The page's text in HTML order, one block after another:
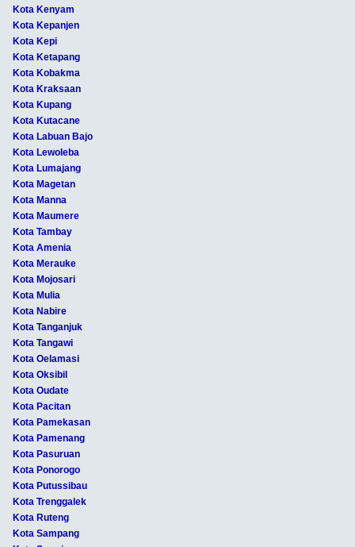
Kota Kenyam
Kota Kepanjen
Kota Kepi
Kota Ketapang
Kota Kobakma
Kota Kraksaan
Kota Kupang
Kota Kutacane
Kota Labuan Bajo
Kota Lewoleba
Kota Lumajang
Kota Magetan
Kota Manna
Kota Maumere
Kota Tambay
Kota Amenia
Kota Merauke
Kota Mojosari
Kota Mulia
Kota Nabire
Kota Tanganjuk
Kota Tangawi
Kota Oelamasi
Kota Oksibil
Kota Oudate
Kota Pacitan
Kota Pamekasan
Kota Pamenang
Kota Pasuruan
Kota Ponorogo
Kota Putussibau
Kota Trenggalek
Kota Ruteng
Kota Sampang